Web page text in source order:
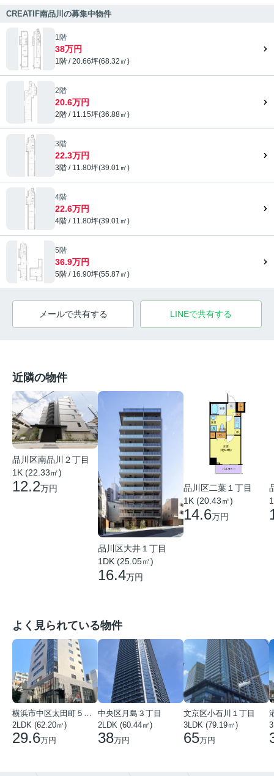
CREATIF南品川の募集中物件
1階
38万円
1階 / 20.66坪(68.32㎡)
2階
20.6万円
2階 / 11.15坪(36.88㎡)
3階
22.3万円
3階 / 11.80坪(39.01㎡)
4階
22.6万円
4階 / 11.80坪(39.01㎡)
5階
36.9万円
5階 / 16.90坪(55.87㎡)
メールで共有する LINEで共有する
近隣の物件
品川区南品川２丁目
1K (22.33㎡)
12.2万円
品川区大井１丁目
1DK (25.05㎡)
16.4万円
品川区二葉１丁目
1K (20.43㎡)
14.6万円
よく見られている物件
横浜市中区太田町５丁目
2LDK (62.20㎡)
29.6万円
中央区月島３丁目
2LDK (60.44㎡)
38万円
文京区小石川１丁目
3LDK (79.19㎡)
65万円